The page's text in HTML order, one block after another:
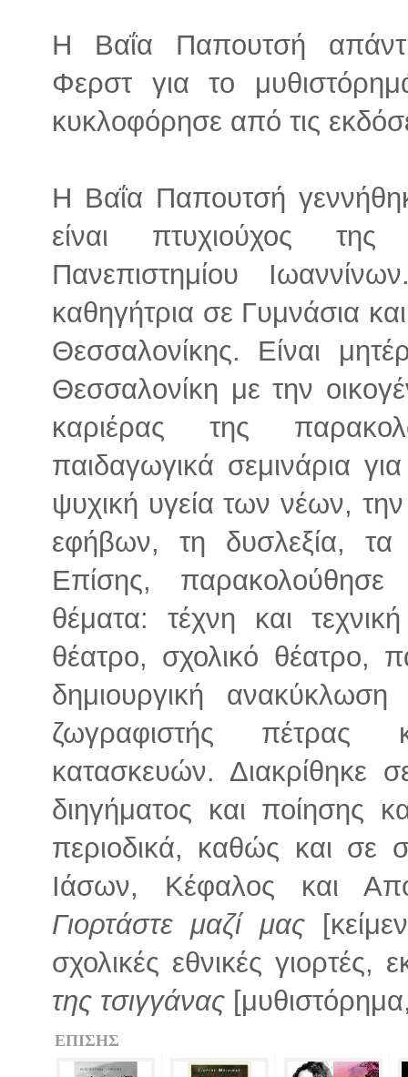
Η Βαΐα Παπουτσή
Φερστ για το
κυκλοφόρησε από τις
Η Βαΐα Παπουτσή
είναι πτυχιούχος
Πανεπιστημίου
καθηγήτρια σε Γυμνάσια
Θεσσαλονίκης. Είναι
Θεσσαλονίκη με την
καριέρας της
παιδαγωγικά σεμινάρια
ψυχική υγεία των νέων,
εφήβων, τη δυσλεξία, τα
Επίσης, παρακολούθησε
θέματα: τέχνη και
θέατρο, σχολικό θέατρο,
δημιουργική
ζωγραφιστής πέτρας
κατασκευών. Διακρίθηκε
διηγήματος και ποίησης
περιοδικά, καθώς και σε
Ιάσων, Κέφαλος και
Γιορτάστε μαζί μας
σχολικές εθνικές
της τσιγγάνας
ΕΠΙΣΗΣ